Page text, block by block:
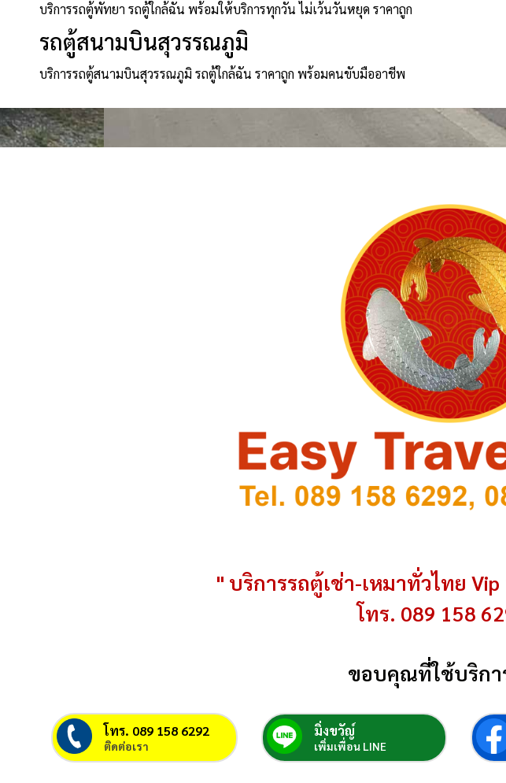
บริการรถตู้พัทยา รถตู้ใกล้ฉัน พร้อมให้บริการทุกวัน ไม่เว้นวันหยุด ราคาถูก
รถตู้สนามบินสุวรรณภูมิ
บริการรถตู้สนามบินสุวรรณภูมิ รถตู้ใกล้ฉัน ราคาถูก พร้อมคนขับมืออาชีพ
" บริการรถตู้เช่า-เหมาทั่วไทย
โทร. 089 158
ขอบคุณที่ใช้บริกา
โทร. 089 158 6292
ติดต่อเรา
มิ่งขวัญ์
เพิ่มเพื่อน LINE